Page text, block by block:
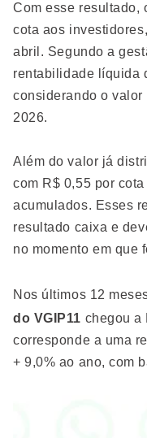
Com esse resultado,
cota aos
abril. Segundo a
rentabilidade líquida
considerando o
2026.
Além do valor já
com R$ 0,55 por
acumulados. Esses
resultado caixa e
no momento em que
Nos últimos 12
do VGIP11 chegou a
corresponde a uma
+ 9,0% ao ano, com